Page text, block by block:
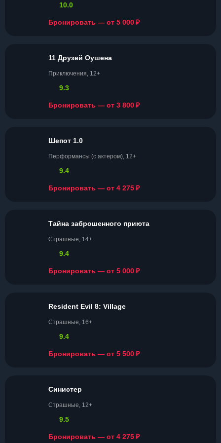
10.0
Бронировать — от 5 000₽
11 Друзей Оушена
Приключения, 12+
9.3
Бронировать — от 3 800₽
Шепот 1.0
Перформансы (с актером), 12+
9.4
Бронировать — от 4 275₽
Тайна заброшенного приюта
Страшные, 14+
9.4
Бронировать — от 5 000₽
Resident Evil 8: Village
Страшные, 16+
9.4
Бронировать — от 5 500₽
Синистер
Страшные, 12+
9.5
Бронировать — от 4 275₽